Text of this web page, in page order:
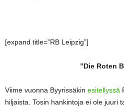
[expand title=”RB Leipzig”]
”Die Roten
Viime vuonna Byyrissäkin esitellyssä
hiljaista. Tosin hankintoja ei ole juuri